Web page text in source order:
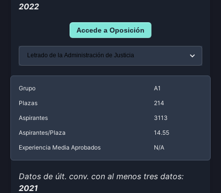
2022
Accede a Oposición
Grupo
A1
Plazas
214
Aspirantes
3113
Aspirantes/Plaza
14.55
Experiencia Media Aprobados
N/A
Datos de últ. conv. con al menos tres datos:
2021